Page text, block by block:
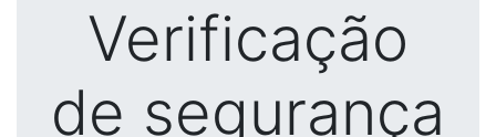
Verificação
de segurança